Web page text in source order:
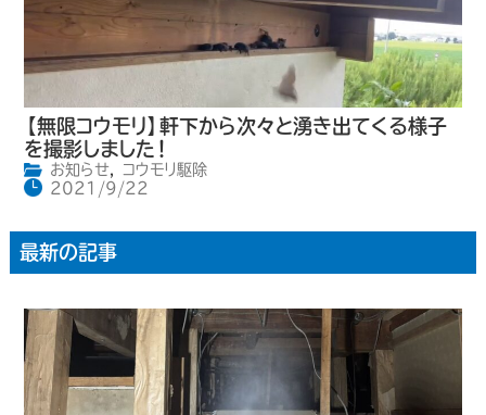
【無限コウモリ】軒下から次々と湧き出てくる様子
を撮影しました！
お知らせ,
コウモリ駆除
2021/9/22
最新の記事